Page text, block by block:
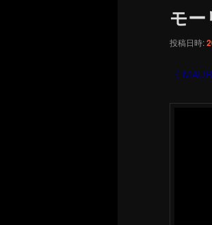
モ
投稿日時:
《